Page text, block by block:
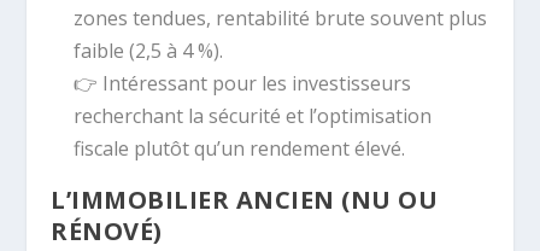
zones tendues, rentabilité brute souvent plus
faible (2,5 à 4 %).
👉 Intéressant pour les investisseurs
recherchant la sécurité et l’optimisation
fiscale plutôt qu’un rendement élevé.
L’IMMOBILIER ANCIEN (NU OU
RÉNOVÉ)